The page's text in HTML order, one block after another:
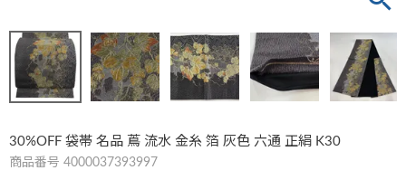
30%OFF 袋帯 名品 蔦 流水 金糸 箔 灰色 六通 正絹 K30
商品番号 4000037393997